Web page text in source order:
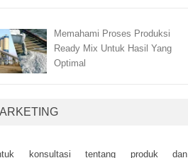
Memahami Proses Produksi
Ready Mix Untuk Hasil Yang
Optimal
kоnsultаsі tеntаng рrоduk dаn